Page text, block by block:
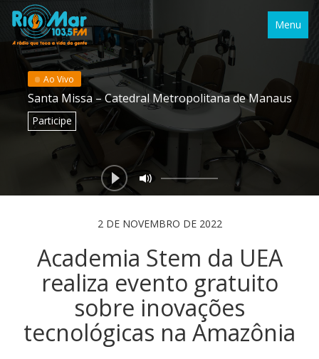
Menu
Ao Vivo
Santa Missa – Catedral Metropolitana de Manaus
Participe
2 DE NOVEMBRO DE 2022
Academia Stem da UEA
realiza evento gratuito
sobre inovações
tecnológicas na Amazônia